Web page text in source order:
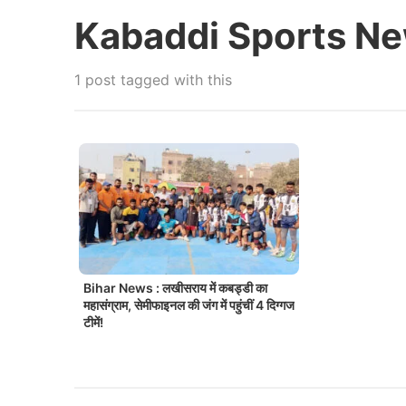
Kabaddi Sports
1 post tagged with this
Bihar News : लखीसराय में कबड्डी का
महासंग्राम, सेमीफाइनल की जंग में पहुंचीं 4 दिग्गज
टीमें!